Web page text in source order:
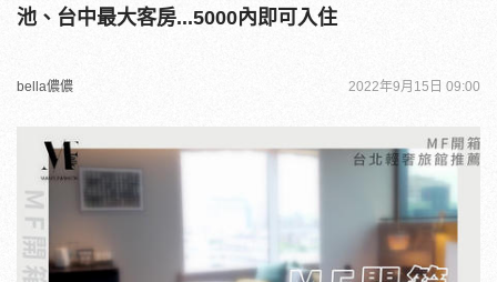
池、台中最大客房...5000內即可入住
bella儂儂 2022年9月15日 09:00